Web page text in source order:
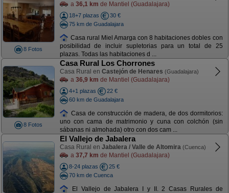
8 Fotos
a 36,1 km de Mantiel (Guadalajara)
18+7 plazas
30 €
75 km de Guadalajara
Casa rural Miel Amarga con 8 habitaciones dobles con
posibilidad de incluir supletorias para un total de 25
plazas. Todas las habitaciones d ...
8 Fotos
Casa Rural Los Chorrones
Casa Rural en Castejón de Henares (Guadalajara)
a 36,9 km de Mantiel (Guadalajara)
4+1 plazas
22 €
60 km de Guadalajara
Casa de construcción de madera, de dos dormitorios:
uno con cama de matrimonio y cuna con colchón (sin
sábanas ni almohada) otro con dos cam ...
El Vallejo de Jabalera
Casa Rural en Jabalera / Valle de Altomira (Cuenca)
a 37,7 km de Mantiel (Guadalajara)
8-24 plazas
25 €
70 km de Cuenca
El Vallejo de Jabalera I y II. 2 Casas Rurales de